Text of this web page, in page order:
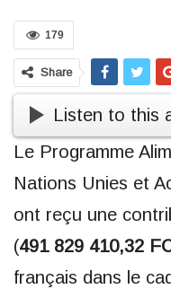
179
Share
Listen to this
Le Programme
Nations Unies et
ont reçu une
(491 829 410,32
français dans le